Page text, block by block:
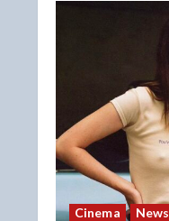
Cinema News